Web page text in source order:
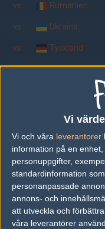
Vi
Vi och våra leverantorer
information på en
personuppgifter,
standardinformation
personanpassade
annons- och
att utveckla och
våra leverantörer
vs. Rumänien
vs. Ukraina
vs. Tyskland
vs. Storbritannien
Du måste vara inloggad
Ukraina
50%
AD
12 kommentarer —